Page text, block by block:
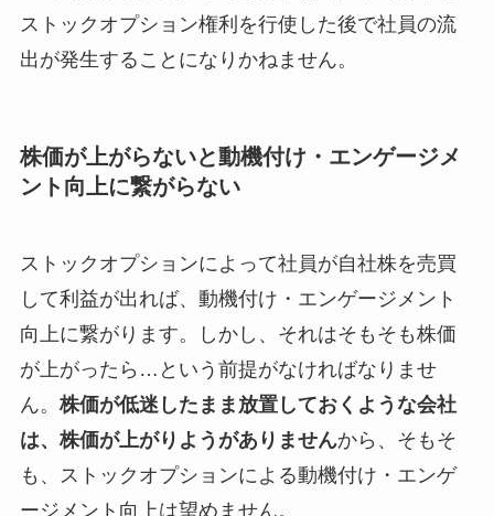
ストックオプション権利を行使した後で社員の流
出が発生することになりかねません。
株価が上がらないと動機付け・エンゲージメ
ント向上に繋がらない
ストックオプションによって社員が自社株を売買
して利益が出れば、動機付け・エンゲージメント
向上に繋がります。しかし、それはそもそも株価
が上がったら…という前提がなければなりませ
ん。 株価が低迷したまま放置しておくような会社
は、株価が上がりようがありませんから、そもそ
も、ストックオプションによる動機付け・エンゲ
ージメント向上は望めません。